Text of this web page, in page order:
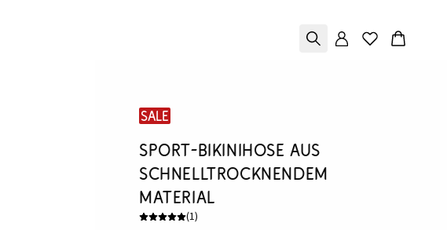
SALE
Sport-Bikinihose aus
schnelltrocknendem
Material
(1)